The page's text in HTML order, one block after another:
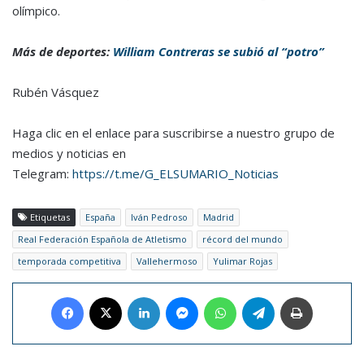
olímpico.
Más de deportes: William Contreras se subió al “potro”
Rubén Vásquez
Haga clic en el enlace para suscribirse a nuestro grupo de
medios y noticias en
Telegram: https://t.me/G_ELSUMARIO_Noticias
Etiquetas España Iván Pedroso
Madrid
Real Federación Española de Atletismo
récord del mundo
temporada competitiva
Vallehermoso Yulimar Rojas
Facebook LinkedIn MessengerWhatsAppTelegram